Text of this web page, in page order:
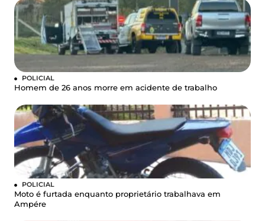
POLICIAL
Homem de 26 anos morre em acidente de trabalho
POLICIAL
Moto é furtada enquanto proprietário trabalhava em
Ampére